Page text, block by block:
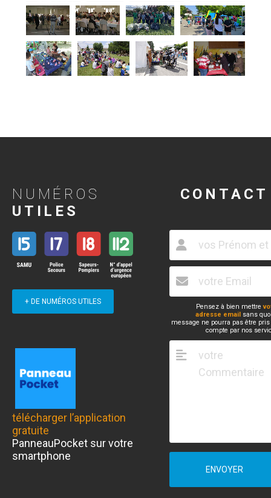
NUMÉROS
UTILES
+ DE NUMÉROS UTILES
télécharger l’application
gratuite
PanneauPocket sur votre
smartphone
CONTACT
Pensez à bien mettre
adresse email sans
message ne pourra pas être
compte par nos
ENVOYER